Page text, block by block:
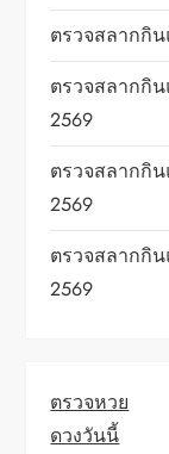
ตรวจสลากกิ
ตรวจสลากกิ
2569
ตรวจสลากกิ
2569
ตรวจสลากกิ
2569
ตรวจหวย
ดวงวันนี้